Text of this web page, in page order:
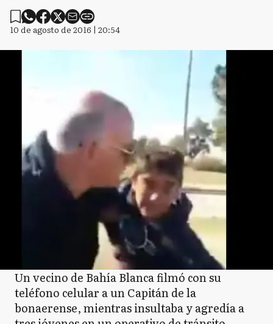
10 de agosto de 2016 | 20:54
Un vecino de Bahía Blanca filmó con su
teléfono celular a un Capitán de la
bonaerense, mientras insultaba y agredía a